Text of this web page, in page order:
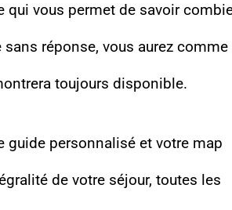
qui vous permet de savoir
sans réponse, vous aurez comme
toujours disponible.
guide personnalisé et votre map
de votre séjour, toutes les